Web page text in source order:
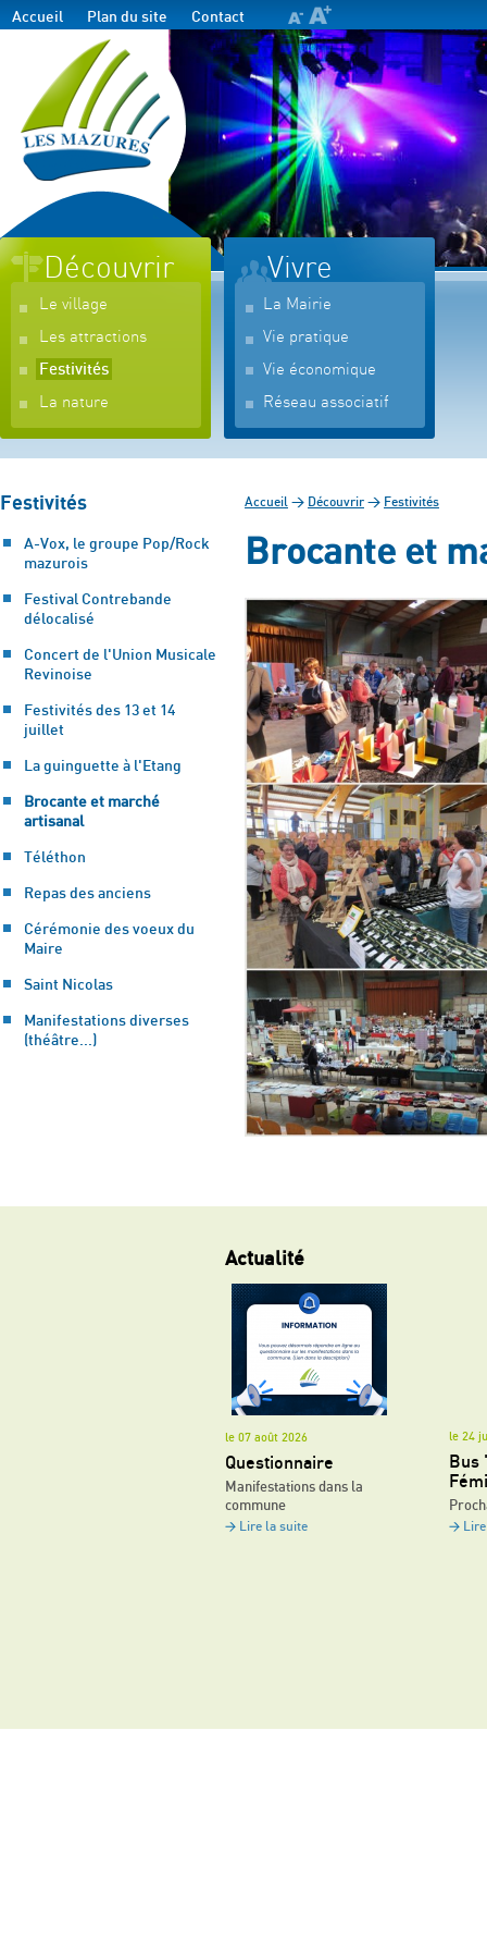
Accueil Plan du site Contact
Découvrir
Le village
Les attractions
Festivités
La nature
Vivre
La Mairie
Vie pratique
Vie économique
Réseau associatif
Festivités
A-Vox, le groupe Pop/Rock
mazurois
Festival Contrebande
délocalisé
Concert de l'Union Musicale
Revinoise
Festivités des 13 et 14
juillet
La guinguette à l'Etang
Brocante et marché
artisanal
Téléthon
Repas des anciens
Cérémonie des voeux du
Maire
Saint Nicolas
Manifestations diverses
(théâtre...)
Accueil > Découvrir > Festivités
Brocante et
Actualité
le 07 août 2026
Questionnaire
Manifestations dans la
commune
Lire la suite
le 24
Bus